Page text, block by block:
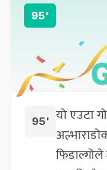
95'
95' यो एउटा